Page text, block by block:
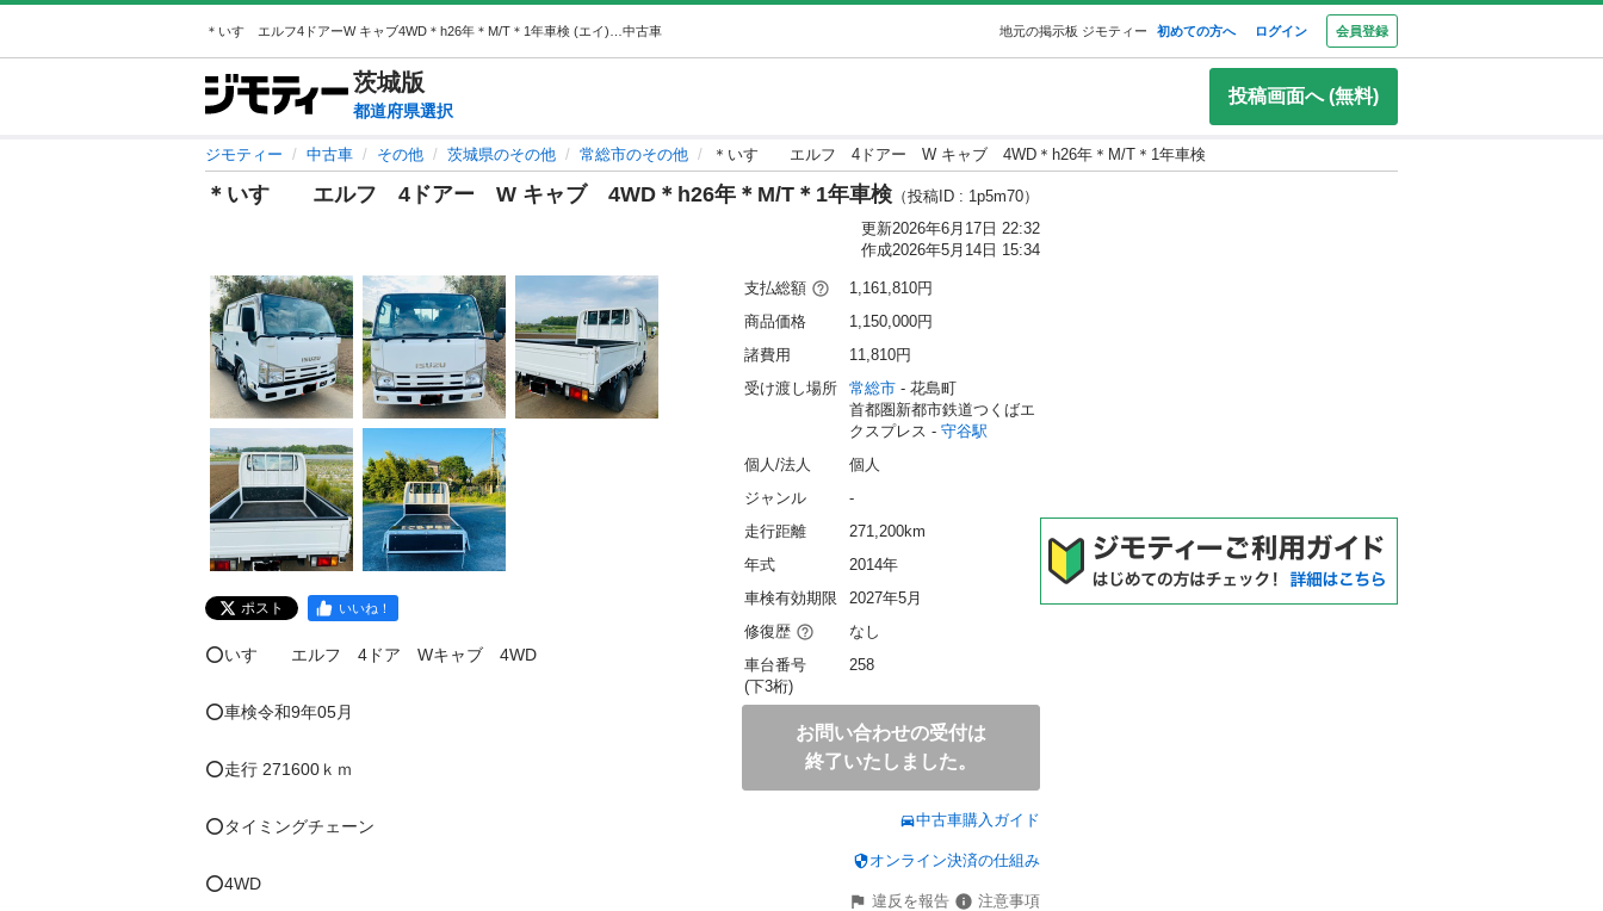
中古車 地元の掲示板 ジモティー 初めての方へ ログイン 会員登録
茨城版
都道府県選択
投稿画面へ (無料)
ジモティー 中古車 その他 茨城県のその他 常総市のその他 ＊いすゞ エルフ 4ドアー W キャブ 4WD＊h26年＊M/T＊1年車検
＊いすゞ エルフ 4ドアー W キャブ 4WD＊h26年＊M/T＊1年車検 （投稿ID : 1p5m70）
更新2026年6月17日 22:32
作成2026年5月14日 15:34
ポスト いいね！
⭕️いすゞ　エルフ　4ドア　Wキャブ　4WD
⭕️車検令和9年05月
⭕️走行 271600ｋｍ
⭕️タイミングチェーン
⭕️4WD
支払総額
1,161,810円
商品価格
1,150,000円
諸費用
11,810円
受け渡し場所
常総市 - 花島町
首都圏新都市鉄道つくばエ
クスプレス - 守谷駅
個人/法人
個人
ジャンル
-
走行距離
271,200km
年式
2014年
車検有効期限
2027年5月
修復歴
なし
車台番号
(下3桁)
258
お問い合わせの受付は
終了いたしました。
中古車購入ガイド
オンライン決済の仕組み
違反を報告
注意事項